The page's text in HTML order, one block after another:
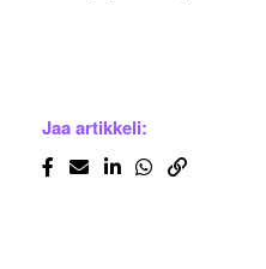
Jaa artikkeli: